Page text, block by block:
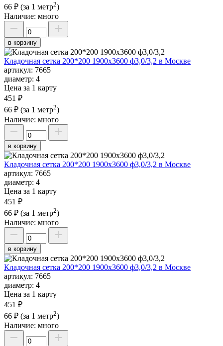
66 ₽ (за 1 метр2)
Наличие: много
в корзину
Кладочная сетка 200*200 1900х3600 ф3,0/3,2 в Москве
артикул: 7665
диаметр: 4
Цена за 1 карту
451 ₽
66 ₽ (за 1 метр2)
Наличие: много
в корзину
Кладочная сетка 200*200 1900х3600 ф3,0/3,2 в Москве
артикул: 7665
диаметр: 4
Цена за 1 карту
451 ₽
66 ₽ (за 1 метр2)
Наличие: много
в корзину
Кладочная сетка 200*200 1900х3600 ф3,0/3,2 в Москве
артикул: 7665
диаметр: 4
Цена за 1 карту
451 ₽
66 ₽ (за 1 метр2)
Наличие: много